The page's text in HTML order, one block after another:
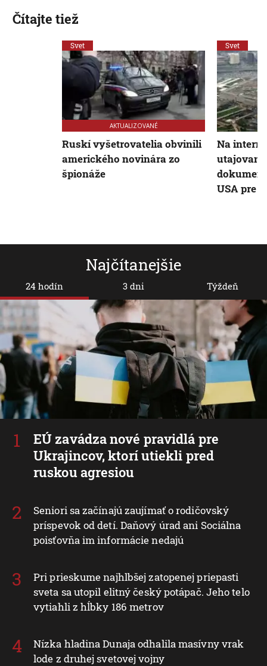
Najčítanejšie
24 hodín
EÚ zavádza nové pravidlá pre
Ukrajincov, ktorí utiekli pred
ruskou agresiou
Seniori sa začínajú zaujímať o rodičovský
príspevok od detí. Daňový úrad ani Sociálna
poisťovňa im informácie nedajú
Pri prieskume najhlbšej zatopenej priepasti
sveta sa utopil elitný český potápač. Jeho telo
vytiahli z hĺbky 186 metrov
Nízka hladina Dunaja odhalila masívny vrak
lode z druhej svetovej vojny
3 dni Týždeň
Čítajte tiež
Svet
AKTUALIZOVANÉ
Ruskí vyšetrovatelia obvinili
amerického novinára zo
špionáže
Svet
Na
USA pre